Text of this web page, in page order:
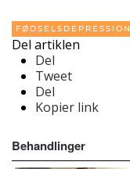
FØDSELSDEPRESSION
Del artiklen
Del
Tweet
Del
Kopier link
Behandlinger